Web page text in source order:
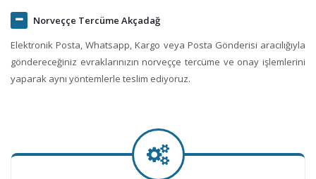
Norveççe Tercüme Akçadağ
Elektronik Posta, Whatsapp, Kargo veya Posta Gönderisi aracılığıyla
göndereceğiniz evraklarınızın norveççe tercüme ve onay işlemlerini
yaparak aynı yöntemlerle teslim ediyoruz.